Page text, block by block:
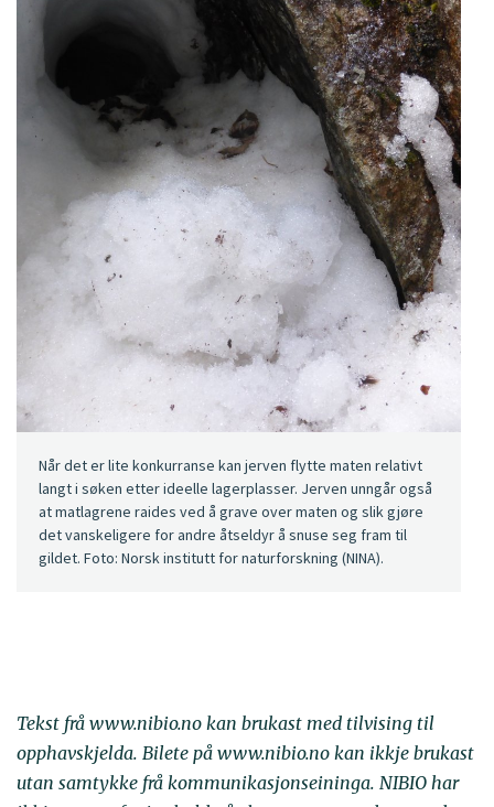
Når det er lite konkurranse kan jerven flytte maten relativt
langt i søken etter ideelle lagerplasser. Jerven unngår også
at matlagrene raides ved å grave over maten og slik gjøre
det vanskeligere for andre åtseldyr å snuse seg fram til
gildet. Foto: Norsk institutt for naturforskning (NINA).
Tekst frå www.nibio.no kan brukast med tilvising til
opphavskjelda. Bilete på www.nibio.no kan ikkje brukast
utan samtykke frå kommunikasjonseininga. NIBIO har